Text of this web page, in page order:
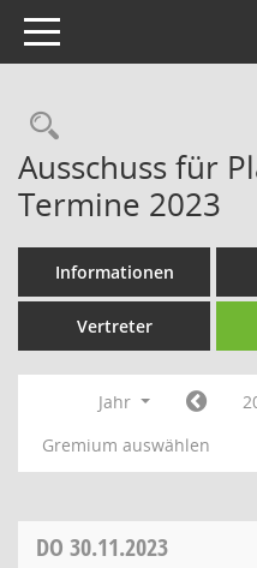
Toggle navigation
Ausschuss für
Termine 2023
Informationen
Vertreter
Jahr
Gremium auswählen
DO 30.11.2023